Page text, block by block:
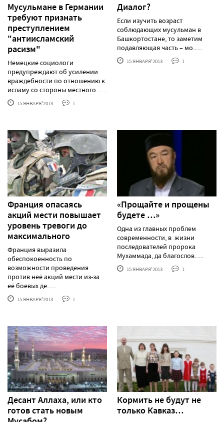
Мусульмане в Германии
требуют признать
преступлением
"антиисламский
расизм"
Немецкие социологи
предупреждают об усилении
враждебности по отношению к
исламу со стороны местного ......
15 ЯНВАРЯ'2013 1
Диалог?
Если изучить возраст
соблюдающих мусульман в
Башкортостане, то заметим
подавляющая часть – мо......
15 ЯНВАРЯ'2013 1
Франция опасаясь
акций мести повышает
уровень тревоги до
максимального
Франция выразила
обеспокоенность по
возможности проведения
против неё акций мести из-за
её боевых де......
15 ЯНВАРЯ'2013 1
«Прощайте и прощены
будете …»
Одна из главных проблем
современности, в жизни
последователей пророка
Мухаммада, да благослов......
15 ЯНВАРЯ'2013 1
Десант Аллаха, или кто
готов стать новым
Кормить не будут не
только Кавказ…